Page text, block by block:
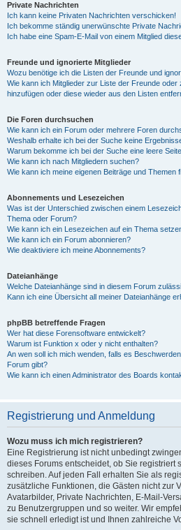
Private Nachrichten
Ich kann keine Privaten Nachrichten verschicken!
Ich bekomme ständig unerwünschte Private
Ich habe eine Spam-E-Mail von einem Mitglied
Freunde und ignorierte Mitglieder
Wozu benötige ich die Listen der Freunde und
Wie kann ich Mitglieder zur Liste der Freunde
hinzufügen oder diese wieder aus den Listen
Die Foren durchsuchen
Wie kann ich ein Forum oder mehrere Foren
Weshalb erhalte ich bei der Suche keine
Warum bekomme ich bei der Suche eine leere
Wie kann ich nach Mitgliedern suchen?
Wie kann ich meine eigenen Beiträge und Themen
Abonnements und Lesezeichen
Was ist der Unterschied zwischen einem
Thema oder Forum?
Wie kann ich ein Lesezeichen auf ein Thema
Wie kann ich ein Forum abonnieren?
Wie deaktiviere ich meine Abonnements?
Dateianhänge
Welche Dateianhänge sind in diesem Forum
Kann ich eine Übersicht all meiner Dateianhänge
phpBB betreffende Fragen
Wer hat diese Forensoftware entwickelt?
Warum ist Funktion x oder y nicht enthalten?
An wen soll ich mich wenden, falls es
Forum gibt?
Wie kann ich einen Administrator des Boards
Registrierung und Anmeldung
Wozu muss ich mich registrieren?
Eine Registrierung ist nicht unbedingt
dieses Forums entscheidet, ob Sie registriert
schreiben. Auf jeden Fall erhalten Sie als
zusätzliche Funktionen, die Gästen nicht zur
Avatarbilder, Private Nachrichten, E-Mail-
zu Benutzergruppen und so weiter. Wir
sie schnell erledigt ist und Ihnen zahlreiche